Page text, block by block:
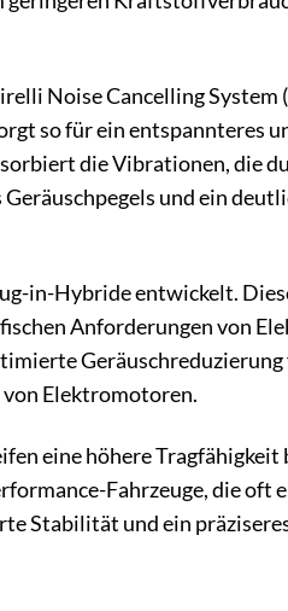
Noise Cancelling System
so für ein entspannteres
die Vibrationen, die
und ein
in-Hybride entwickelt.
Anforderungen von
Geräuschreduzierung
Elektromotoren.
eine höhere Tragfähigkeit
Fahrzeuge, die oft
Stabilität und ein